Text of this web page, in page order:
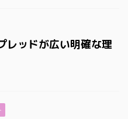
レッドが広い明確な理